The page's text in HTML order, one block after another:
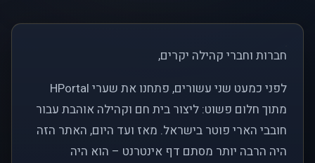
חברות וחברי קהילה יקרים,
לפני כמעט שני עשורים, פתחנו את שערי HPortal
מתוך חלום פשוט: ליצור בית חם וקהילה אוהבת עבור
חובבי הארי פוטר בישראל. מאז ועד היום, האתר הזה
היה הרבה יותר מסתם דף אינטרנט – הוא היה